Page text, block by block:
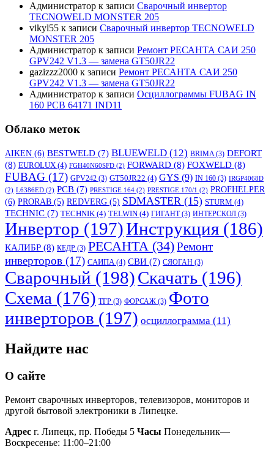
Администратор к записи Сварочный инвертор
TECNOWELD MONSTER 205
vikyl55 к записи Сварочный инвертор TECNOWELD
MONSTER 205
Администратор к записи Ремонт РЕСАНТА САИ 250
GPV242 V1.3 — замена GT50JR22
gazizzz2000 к записи Ремонт РЕСАНТА САИ 250
GPV242 V1.3 — замена GT50JR22
Администратор к записи Осциллограммы FUBAG IN
160 PCB 64171 IND11
Облако меток
AIKEN (6) BESTWELD (7) BLUEWELD (12) BRIMA(3) DEFORT
(8) EUROLUX (4) FGH40N60SFD (2) FORWARD (8) FOXWELD (8)
FUBAG (17) GPV242 (3) GT50JR22 (4) GYS (9) IN 160 (3) IRGP4068D
(2) L6386ED (2) PCB (7) PRESTIGE 164 (2) PRESTIGE 170/1 (2) PROFHELPER
(6) PRORAB (5) REDVERG (5) SDMASTER (15) STURM (4)
TECHNIC (7) TECHNIK (4) TELWIN (4) ГИГАНТ(3) ИНТЕРСКОЛ (3)
Инвертор (197)Инструкция (186)
КАЛИБР (8) КЕДР (3) РЕСАНТА (34)Ремонт
инверторов (17) САИПА(4) СВИ (7) СЯОГАН (3)
Сварочный (198)Скачать (196)
Схема (176) ТГР (3) ФОРСАЖ (3) Фото
инверторов (197) осциллограмма (11)
Найдите нас
О сайте
Ремонт сварочных инверторов, телевизоров, мониторов и
другой бытовой электроники в Липецке.
Адрес г. Липецк, пр. Победы 5 Часы Понедельник—
Воскресенье: 11:00–21:00